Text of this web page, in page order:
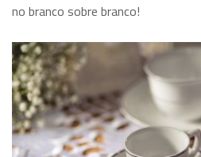
no branco sobre branco!